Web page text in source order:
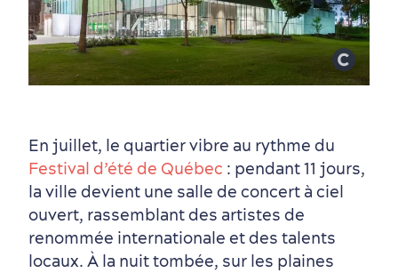
Autour du centre-ville
Activités en été
Hôtels écologiques
Magazine Québec cité
En juillet, le quartier vibre au rythme du
Festival d’été de Québec : pendant 11 jours,
la ville devient une salle de concert à ciel
ouvert, rassemblant des artistes de
renommée internationale et des talents
locaux. À la nuit tombée, sur les plaines